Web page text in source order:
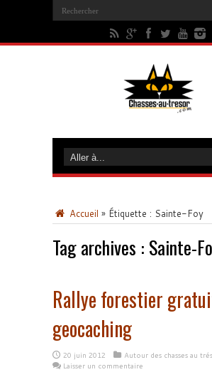
Accueil » Étiquette : Sainte-Foy
Tag archives : Sainte-
Rallye forestier
geocaching
20 juin 2012
Autour des chasses au
Laisser un commentaire